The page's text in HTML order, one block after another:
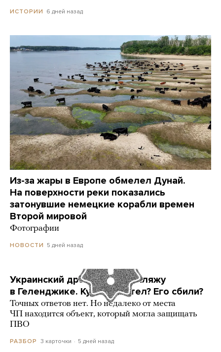
ИСТОРИИ 6 дней назад
Из-за жары в Европе обмелел Дунай.
На поверхности реки показались
затонувшие немецкие корабли времен
Второй мировой
Фотографии
НОВОСТИ 5 дней назад
Украинский дрон попал по пляжу
в Геленджике. Куда он летел? Его сбили?
Точных ответов нет. Но недалеко от места
ЧП находится объект, который могла защищать
ПВО
РАЗБОР 3 карточки 5 дней назад